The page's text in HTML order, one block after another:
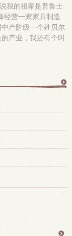
我的祖辈是普鲁士
经营一家家具制造
产阶级一个姓贝尔
产业，我还有个叫